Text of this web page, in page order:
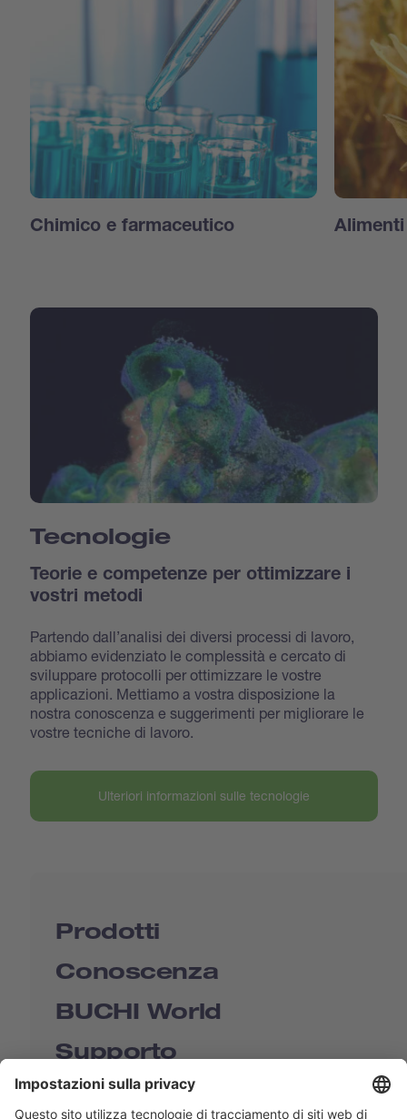
Chimico e farmaceutico
Tecnologie
Teorie e competenze per ottimizzare i
vostri metodi
Partendo dall’analisi dei diversi processi di lavoro,
abbiamo evidenziato le complessità e cercato di
sviluppare protocolli per ottimizzare le vostre
applicazioni. Mettiamo a vostra disposizione la
nostra conoscenza e suggerimenti per migliorare le
vostre tecniche di lavoro.
Ulteriori informazioni sulle tecnologie
Prodotti
Conoscenza
BUCHI World
Supporto
Shop